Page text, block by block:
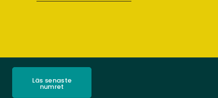
Läs senaste
numret